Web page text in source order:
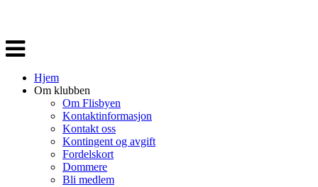
Veksle
navigasjon
Hjem
Om klubben
Om Flisbyen
Kontaktinformasjon
Kontakt oss
Kontingent og avgift
Fordelskort
Dommere
Bli medlem